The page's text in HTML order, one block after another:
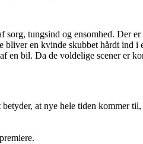
tungsind og ensomhed. Der
en kvinde skubbet hårdt ind
bil. Da de voldelige scener er
at nye hele tiden kommer